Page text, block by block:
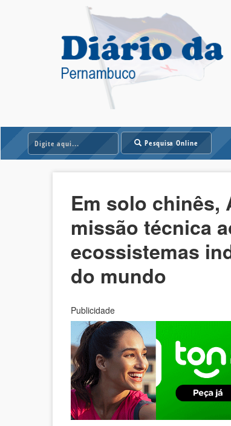
Pesquisa Online
Em solo chinês,
missão técnica
ecossistemas
do mundo
Publicidade